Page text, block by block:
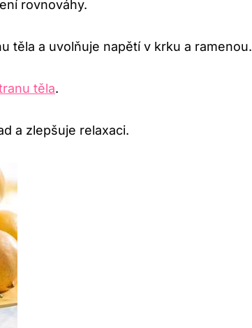
rovnováhy.
těla a uvolňuje napětí v​ krku a ​ramenou.
těla.
a‌ zlepšuje relaxaci.